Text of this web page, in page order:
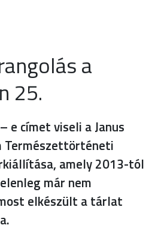
a
25.
e címet viseli a Janus
Természettörténeti
amely 2013-tól
már nem
elkészült a tárlat